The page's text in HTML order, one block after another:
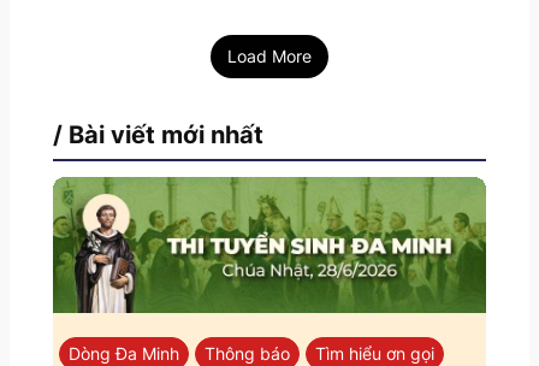
Load More
/ Bài viết mới nhất
Dòng Đa Minh Thông báo Tìm hiểu ơn gọi